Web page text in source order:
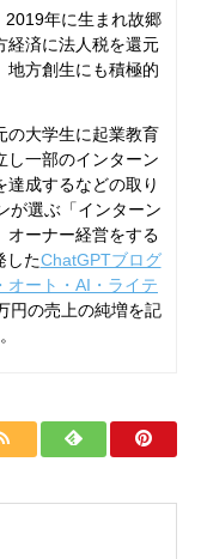
2019年に生まれ故郷
経済に法人税を還元
地方創生にも積極的
の大学生に起業教育
し一部のインターン
成するなどの取り
が選ぶ「インターン
オーナー経営をする
したChatGPTブログ
オート・AI・ライテ
円の売上の純増を記